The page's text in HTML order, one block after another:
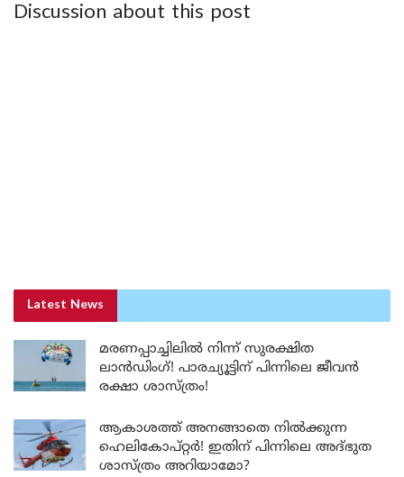
Discussion about this post
Latest News
മരണപ്പാച്ചിലിൽ നിന്ന് സുരക്ഷിത
ലാൻഡിംഗ്! പാരച്യൂട്ടിന് പിന്നിലെ ജീവൻ
രക്ഷാ ശാസ്ത്രം!
ആകാശത്ത് അനങ്ങാതെ നില്‍ക്കുന്ന
ഹെലികോപ്റ്റര്‍! ഇതിന് പിന്നിലെ അദ്ഭുത
ശാസ്ത്രം അറിയാമോ?